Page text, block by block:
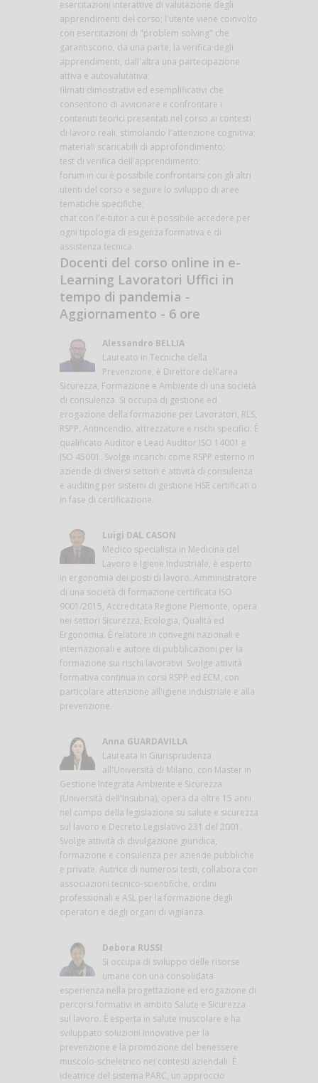
esercitazioni interattive di valutazione degli
apprendimenti del corso; l'utente viene coinvolto
con esercitazioni di "problem solving" che
garantiscono, da una parte, la verifica degli
apprendimenti, dall'altra una partecipazione
attiva e autovalutativa;
filmati dimostrativi ed esemplificativi che
consentono di avvicinare e confrontare i
contenuti teorici presentati nel corso ai contesti
di lavoro reali, stimolando l'attenzione cognitiva;
materiali scaricabili di approfondimento;
test di verifica dell'apprendimento;
forum in cui è possibile confrontarsi con gli altri
utenti del corso e seguire lo sviluppo di aree
tematiche specifiche;
chat con l'e-tutor a cui è possibile accedere per
ogni tipologia di esigenza formativa e di
assistenza tecnica.
Docenti del corso online in e-
Learning Lavoratori Uffici in
tempo di pandemia -
Aggiornamento - 6 ore
Alessandro BELLIA
Laureato in Tecniche della
Prevenzione, è Direttore dell'area
Sicurezza, Formazione e Ambiente di una società
di consulenza. Si occupa di gestione ed
erogazione della formazione per Lavoratori, RLS,
RSPP, Antincendio, attrezzature e rischi specifici. È
qualificato Auditor e Lead Auditor ISO 14001 e
ISO 45001. Svolge incarichi come RSPP esterno in
aziende di diversi settori e attività di consulenza
e auditing per sistemi di gestione HSE certificati o
in fase di certificazione.
Luigi DAL CASON
Medico specialista in Medicina del
Lavoro e Igiene Industriale, è esperto
in ergonomia dei posti di lavoro. Amministratore
di una società di formazione certificata ISO
9001/2015, Accreditata Regione Piemonte, opera
nei settori Sicurezza, Ecologia, Qualità ed
Ergonomia. È relatore in convegni nazionali e
internazionali e autore di pubblicazioni per la
formazione sui rischi lavorativi. Svolge attività
formativa continua in corsi RSPP ed ECM, con
particolare attenzione all'igiene industriale e alla
prevenzione.
Anna GUARDAVILLA
Laureata in Giurisprudenza
all'Università di Milano, con Master in
Gestione Integrata Ambiente e Sicurezza
(Università dell'Insubria), opera da oltre 15 anni
nel campo della legislazione su salute e sicurezza
sul lavoro e Decreto Legislativo 231 del 2001.
Svolge attività di divulgazione giuridica,
formazione e consulenza per aziende pubbliche
e private. Autrice di numerosi testi, collabora con
associazioni tecnico-scientifiche, ordini
professionali e ASL per la formazione degli
operatori e degli organi di vigilanza.
Debora RUSSI
Si occupa di sviluppo delle risorse
umane con una consolidata
esperienza nella progettazione ed erogazione di
percorsi formativi in ambito Salute e Sicurezza
sul lavoro. È esperta in salute muscolare e ha
sviluppato soluzioni innovative per la
prevenzione e la promozione del benessere
muscolo-scheletrico nei contesti aziendali. È
ideatrice del sistema PARC, un approccio